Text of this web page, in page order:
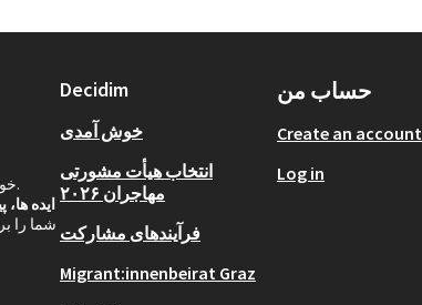
به پلتفرم مشارکتی Graz Gemeinsam Gestalten خوش آمدید.
ایده
شما را
Decidim
خوش آمدی
انتخاب هیأت مشورتی
مهاجران ۲۰۲۶
فرآیندهای مشارکت
Migrant:innenbeirat Graz
حساب من
Create an account
Log in